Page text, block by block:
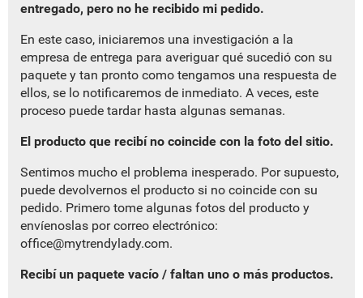
entregado, pero no he recibido mi pedido.
En este caso, iniciaremos una investigación a la
empresa de entrega para averiguar qué sucedió con su
paquete y tan pronto como tengamos una respuesta de
ellos, se lo notificaremos de inmediato. A veces, este
proceso puede tardar hasta algunas semanas.
El producto que recibí no coincide con la foto del sitio.
Sentimos mucho el problema inesperado. Por supuesto,
puede devolvernos el producto si no coincide con su
pedido. Primero tome algunas fotos del producto y
envíenoslas por correo electrónico:
office@mytrendylady.com.
Recibí un paquete vacío / faltan uno o más productos.